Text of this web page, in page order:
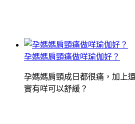
孕媽媽肩頸痛做咩瑜伽好？
孕媽媽肩頸成日都很痛，加上
實有咩可以舒緩？